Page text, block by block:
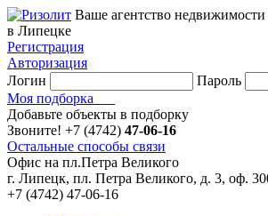
Ваше агентство недвижимости
в Липецке
Регистрация
Авторизация
Логин
Пароль
Моя подборка
Добавьте объекты в подборку
Звоните! +7 (4742) 47-06-16
Остальные способы связи
Офис на пл.Петра Великого
г. Липецк, пл. Петра Великого, д. 3, оф.
+7 (4742) 47-06-16